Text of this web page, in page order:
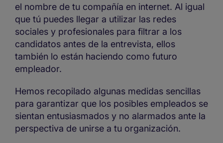
el nombre de tu compañía en internet. Al igual
que tú puedes llegar a utilizar las redes
sociales y profesionales para filtrar a los
candidatos antes de la entrevista, ellos
también lo están haciendo como futuro
empleador.
Hemos recopilado algunas medidas sencillas
para garantizar que los posibles empleados se
sientan entusiasmados y no alarmados ante la
perspectiva de unirse a tu organización.